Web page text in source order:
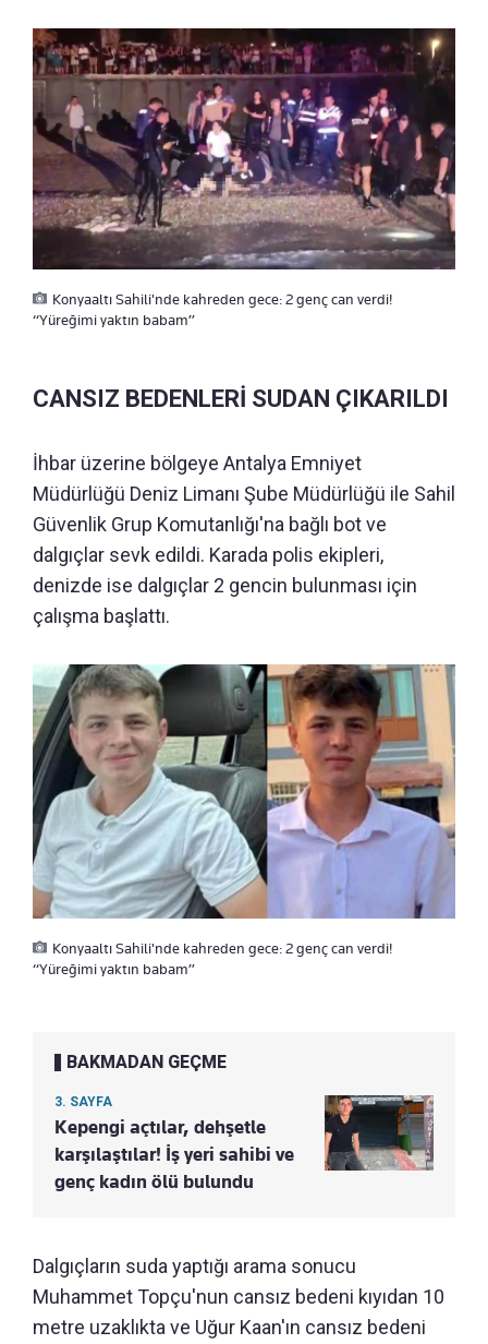
Konyaaltı Sahili'nde kahreden gece: 2 genç can verdi!
“Yüreğimi yaktın babam”
CANSIZ BEDENLERİ SUDAN ÇIKARILDI
İhbar üzerine bölgeye Antalya Emniyet
Müdürlüğü Deniz Limanı Şube Müdürlüğü ile Sahil
Güvenlik Grup Komutanlığı'na bağlı bot ve
dalgıçlar sevk edildi. Karada polis ekipleri,
denizde ise dalgıçlar 2 gencin bulunması için
çalışma başlattı.
Konyaaltı Sahili'nde kahreden gece: 2 genç can verdi!
“Yüreğimi yaktın babam”
BAKMADAN GEÇME
3. SAYFA
Kepengi açtılar, dehşetle
karşılaştılar! İş yeri sahibi ve
genç kadın ölü bulundu
Dalgıçların suda yaptığı arama sonucu
Muhammet Topçu'nun cansız bedeni kıyıdan 10
metre uzaklıkta ve Uğur Kaan'ın cansız bedeni